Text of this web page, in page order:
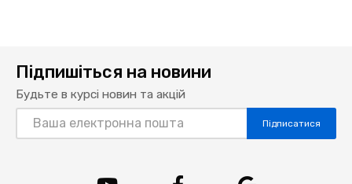
Підпишіться на новини
Будьте в курсі новин та акцій
Підписатися